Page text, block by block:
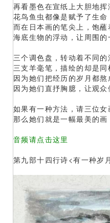
再看墨色在宣纸上大胆地挥
花鸟鱼虫都像是赋予了生命
而在日本画的笔尖上，饱蘸
海底生物的浮动，让周围的
三个调色盘，转动着不同的
三支羊毫笔，描绘的却是同
因为她们把经历的岁月都熬
因为她们直抒胸臆，让观众
如果有一种方法，请三位女
那么她们就是一幅最美的画
音频请点击这里
第九部十四行诗<有一种岁